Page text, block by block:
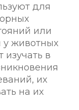
для
или
у животных
изучать в
их
на их